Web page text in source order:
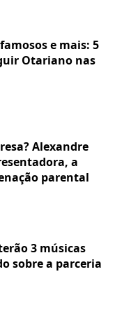
e mais: 5
Otariano nas
Alexandre
a
parental
3 músicas
sobre a parceria